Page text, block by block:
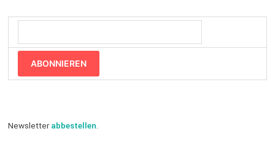
ABONNIEREN
Newsletterabbestellen